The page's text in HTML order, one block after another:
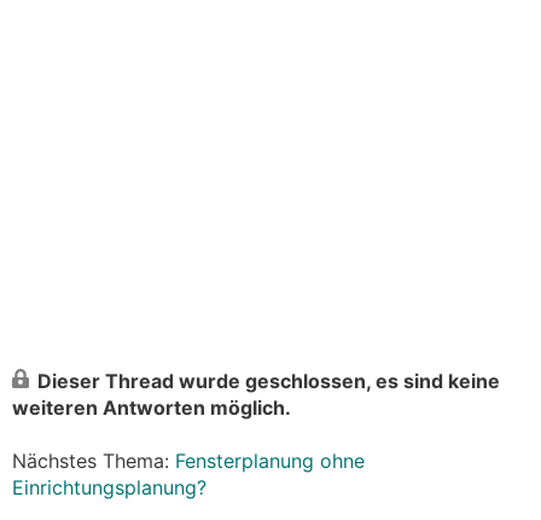
Dieser Thread wurde geschlossen, es sind keine
weiteren Antworten möglich.
Nächstes Thema: Fensterplanung ohne
Einrichtungsplanung?